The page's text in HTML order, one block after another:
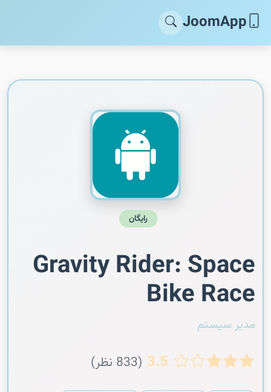
JoomApp
رایگان
Gravity Rider: Space
Bike Race
مدیر سیستم
3.5 (833 نظر)